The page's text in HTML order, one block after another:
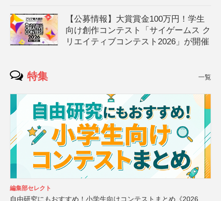
【公募情報】大賞賞金100万円！学生
向け創作コンテスト「サイゲームス ク
リエイティブコンテスト2026」が開催
特集 一覧
編集部セレクト
自由研究にもおすすめ！小学生向けコンテストまとめ《2026